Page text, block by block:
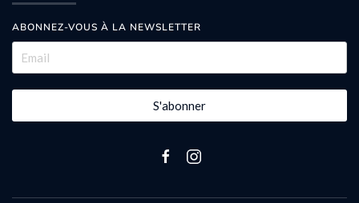
ABONNEZ-VOUS À LA NEWSLETTER
S'abonner